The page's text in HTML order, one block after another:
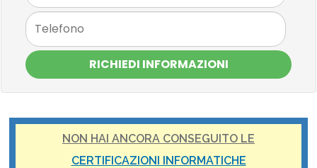
RICHIEDI INFORMAZIONI
NON HAI ANCORA CONSEGUITO LE
CERTIFICAZIONI INFORMATICHE